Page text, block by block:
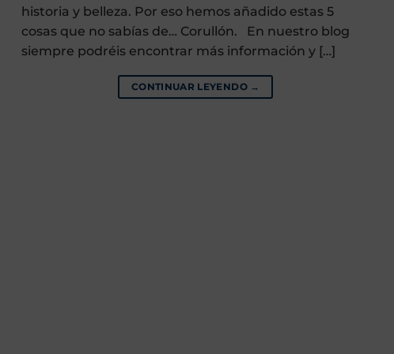
historia y belleza. Por eso hemos añadido estas 5
cosas que no sabías de… Corullón. En nuestro blog
siempre podréis encontrar más información y […]
CONTINUAR LEYENDO →